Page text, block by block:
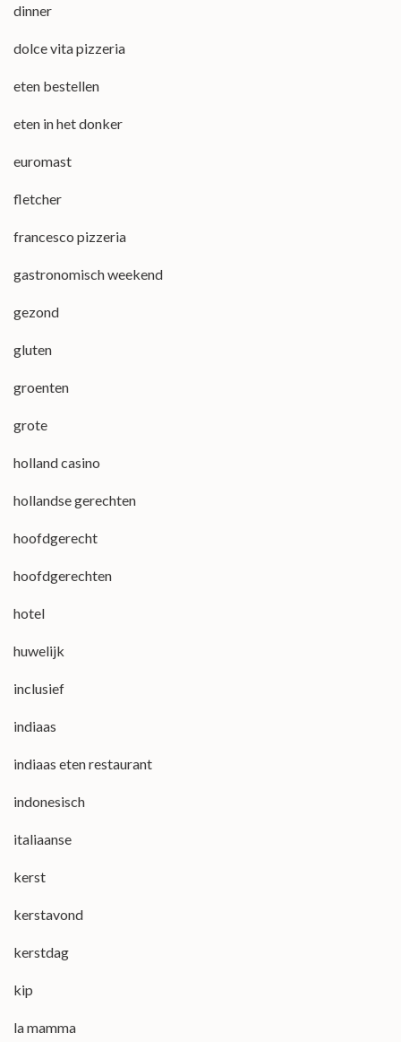
dinner
dolce vita pizzeria
eten bestellen
eten in het donker
euromast
fletcher
francesco pizzeria
gastronomisch weekend
gezond
gluten
groenten
grote
holland casino
hollandse gerechten
hoofdgerecht
hoofdgerechten
hotel
huwelijk
inclusief
indiaas
indiaas eten restaurant
indonesisch
italiaanse
kerst
kerstavond
kerstdag
kip
la mamma